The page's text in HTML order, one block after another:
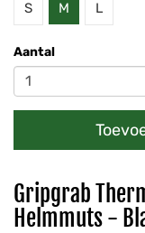
S M L
Aantal
Gripgrab
Helmmuts -